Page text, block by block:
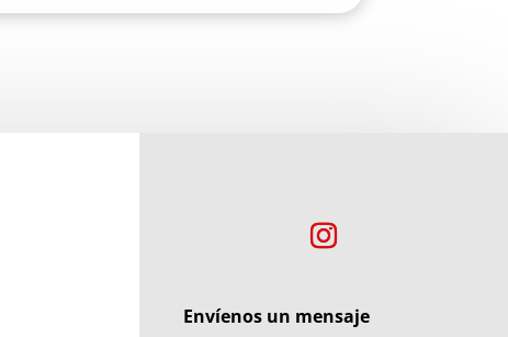
Envíenos un mensaje